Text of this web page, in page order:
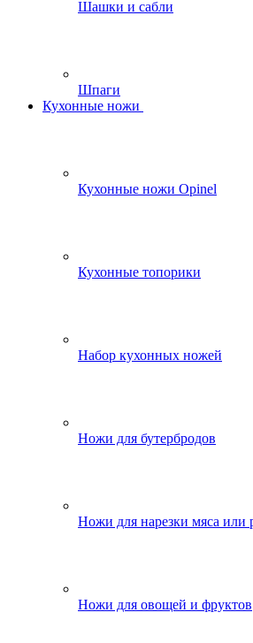
Шашки и сабли
Шпаги
Кухонные ножи
Кухонные ножи Opinel
Кухонные топорики
Набор кухонных ножей
Ножи для бутербродов
Ножи для нарезки мяса или
Ножи для овощей и фруктов